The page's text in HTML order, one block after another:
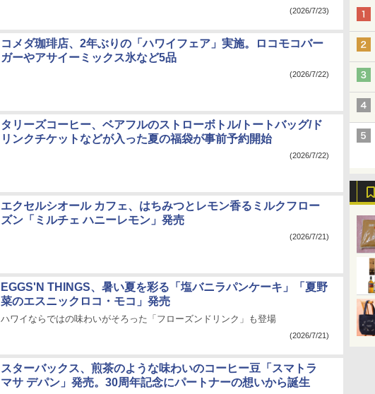
(2026/7/23)
コメダ珈琲店、2年ぶりの「ハワイフェア」実施。ロコモコバー
ガーやアサイーミックス氷など5品
(2026/7/22)
タリーズコーヒー、ベアフルのストローボトル/トートバッグ/ド
リンクチケットなどが入った夏の福袋が事前予約開始
(2026/7/22)
エクセルシオール カフェ、はちみつとレモン香るミルクフロー
ズン「ミルチェ ハニーレモン」発売
(2026/7/21)
EGGS'N THINGS、暑い夏を彩る「塩バニラパンケーキ」「夏野
菜のエスニックロコ・モコ」発売
ハワイならではの味わいがそろった「フローズンドリンク」も登場
(2026/7/21)
スターバックス、煎茶のような味わいのコーヒー豆「スマトラ
マサ デパン」発売。30周年記念にパートナーの想いから誕生